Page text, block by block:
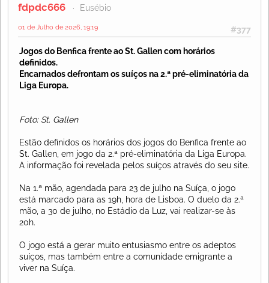
fdpdc666 Eusébio
#377
01 de Julho de 2026, 19:19
Jogos do Benfica frente ao St. Gallen com horários
definidos.
Encarnados defrontam os suíços na 2.ª pré-eliminatória da
Liga Europa.
Foto: St. Gallen
Estão definidos os horários dos jogos do Benfica frente ao
St. Gallen, em jogo da 2.ª pré-eliminatória da Liga Europa.
A informação foi revelada pelos suíços através do seu site.
Na 1.ª mão, agendada para 23 de julho na Suíça, o jogo
está marcado para as 19h, hora de Lisboa. O duelo da 2.ª
mão, a 30 de julho, no Estádio da Luz, vai realizar-se às
20h.
O jogo está a gerar muito entusiasmo entre os adeptos
suíços, mas também entre a comunidade emigrante a
viver na Suíça.